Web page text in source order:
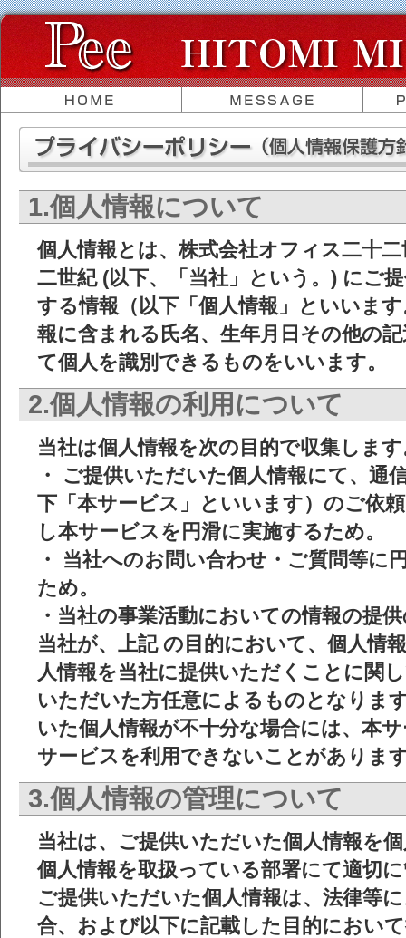
1.個人情報について
個人情報とは、株式会社オフィス二十
二世紀 (以下、「当社」という。) にご
する情報（以下「個人情報」といいま
報に含まれる氏名、生年月日その他の
て個人を識別できるものをいいます。
2.個人情報の利用について
当社は個人情報を次の目的で収集しま
・ ご提供いただいた個人情報にて、通
下「本サービス」といいます）のご依
し本サービスを円滑に実施するため。
・ 当社へのお問い合わせ・ご質問等に
ため。
・当社の事業活動においての情報の提
当社が、上記 の目的において、個人情
人情報を当社に提供いただくことに関
いただいた方任意によるものとなりま
いた個人情報が不十分な場合には、本
サービスを利用できないことがありま
3.個人情報の管理について
当社は、ご提供いただいた個人情報を
個人情報を取扱っている部署にて適切
ご提供いただいた個人情報は、法律等
合、および以下に記載した目的におい